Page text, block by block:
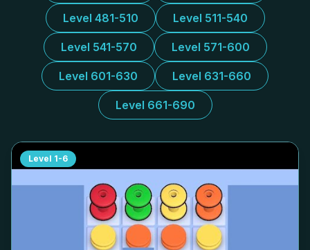
Level 481-510 Level 511-540
Level 541-570 Level 571-600
Level 601-630 Level 631-660
Level 661-690
Level 1-6